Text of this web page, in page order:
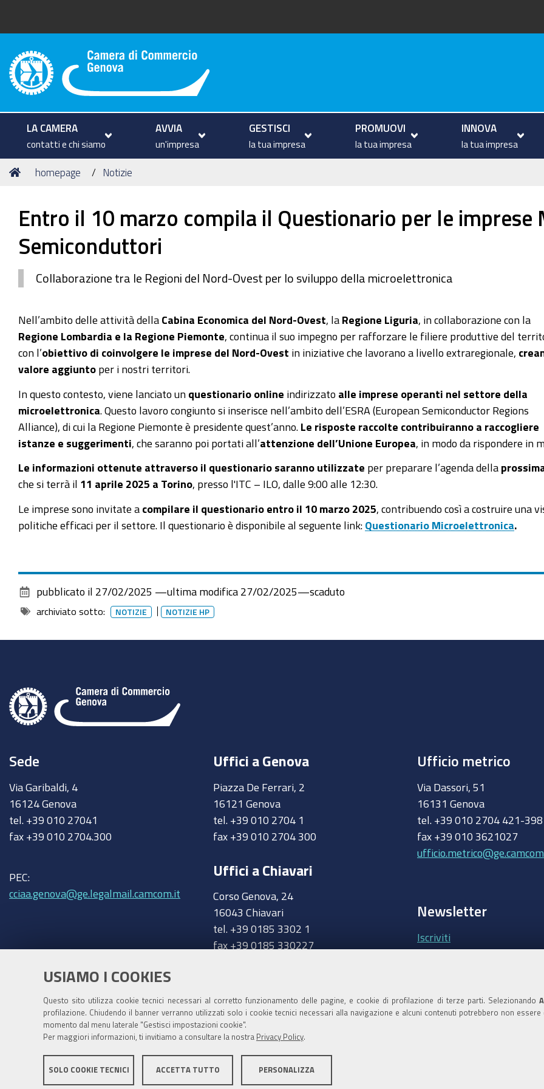
USIAMO I COOKIES
Questo sito utilizza cookie tecnici necessari al corretto funzionamento delle pagine, e cookie di profilazione di terze parti. Selezionando
profilazione. Chiudendo il banner verranno utilizzati solo i cookie tecnici necessari alla navigazione e alcuni contenuti potrebbero non
momento dal menu laterale "Gestisci impostazioni cookie".
Per maggiori informazioni, ti invitiamo a consultare la nostra Privacy Policy
SOLO COOKIE TECNICI ACCETTA TUTTO PERSONALIZZA
Camera di Commercio di Genova
LA CAMERA
contatti e chi siamo
AVVIA
un'impresa
GESTISCI
la tua impresa
PROMUOVI
la tua impresa
INNOVA
la tua impresa
Tu
Home
homepage Notizie
Entro il 10 marzo compila il Questionario per le imprese
Semiconduttori
Collaborazione tra le Regioni del Nord-Ovest per lo sviluppo della microelettronica
Nell’ambito delle attività della Cabina Economica del Nord-Ovest , la Regione Liguria , in collaborazione con la
Regione Lombardia e la Regione Piemonte , continua il suo impegno per rafforzare le filiere produttive del
con l’obiettivo di coinvolgere le imprese del Nord-Ovest in iniziative che lavorano a livello extraregionale,
valore aggiunto per i nostri territori.
In questo contesto, viene lanciato un questionario online indirizzato alle imprese operanti nel settore della
microelettronica . Questo lavoro congiunto si inserisce nell’ambito dell’ESRA (European Semiconductor Regions
Alliance), di cui la Regione Piemonte è presidente quest’anno. Le risposte raccolte contribuiranno a raccogliere
istanze e suggerimenti , che saranno poi portati all’attenzione dell’Unione Europea , in modo da rispondere in
Le informazioni ottenute attraverso il questionario saranno utilizzate per preparare l’agenda della
che si terrà il 11 aprile 2025 a Torino , presso l'ITC – ILO, dalle 9:00 alle 12:30.
Le imprese sono invitate a compilare il questionario entro il 10 marzo 2025 , contribuendo così a costruire una
politiche efficaci per il settore. Il questionario è disponibile al seguente link: Questionario Microelettronica
pubblicato il 27/02/2025 —ultima modifica 27/02/2025—scaduto
archiviato sotto: NOTIZIE NOTIZIE HP
Sede
Via Garibaldi, 4
16124 Genova
tel. +39 010 27041
fax +39 010 2704.300
PEC:
cciaa.genova@ge.legalmail.camcom.it
Trasparenza
Uffici a Genova
Piazza De Ferrari, 2
16121 Genova
tel. +39 010 2704 1
fax +39 010 2704 300
Uffici a Chiavari
Corso Genova, 24
16043 Chiavari
tel. +39 0185 3302 1
fax +39 0185 330227
Ufficio metrico
Via Dassori, 51
16131 Genova
tel. +39 010 2704 421-398
fax +39 010 3621027
Newsletter
Iscriviti
Accedi